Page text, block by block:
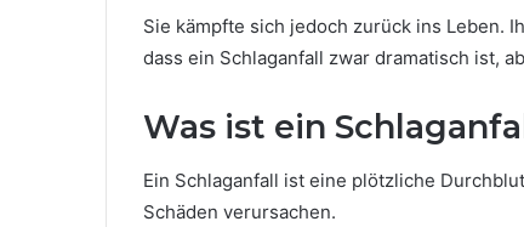
Sie kämpfte sich jedoch zurück ins Leben.
dass ein Schlaganfall zwar dramatisch ist,
Was ist ein
Ein Schlaganfall ist eine plötzliche
Schäden verursachen.